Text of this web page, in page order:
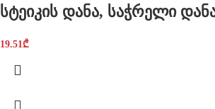
სტეიკის დანა, საჭრელი
19.51 ₾